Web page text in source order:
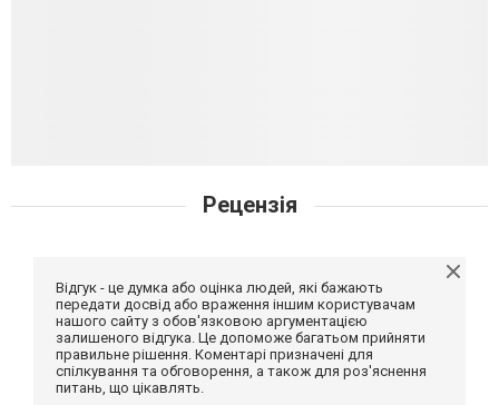
Рецензія
Відгук - це думка або оцінка людей, які бажають
передати досвід або враження іншим користувачам
нашого сайту з обов'язковою аргументацією
залишеного відгука. Це допоможе багатьом прийняти
правильне рішення. Коментарі призначені для
спілкування та обговорення, а також для роз'яснення
питань, що цікавлять.